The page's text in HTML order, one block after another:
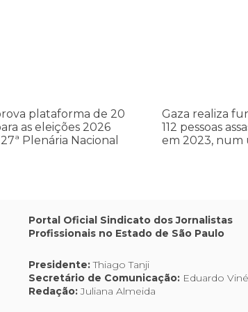
plataforma de 20
as eleições 2026
Plenária Nacional
por
Israel
em
aéreo
Gaza realiza
112 pessoas
em 2023, num
Portal Oficial Sindicato dos Jornalistas
Profissionais no Estado de São Paulo
Presidente:Thiago Tanji
Secretário de Comunicação: Eduardo
Redação:Juliana Almeida